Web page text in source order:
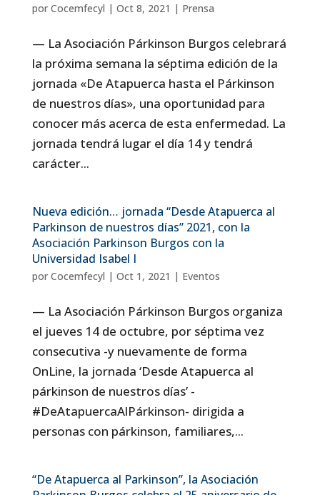
por Cocemfecyl | Oct 8, 2021 | Prensa
— La Asociación Párkinson Burgos celebrará
la próxima semana la séptima edición de la
jornada «De Atapuerca hasta el Párkinson
de nuestros días», una oportunidad para
conocer más acerca de esta enfermedad. La
jornada tendrá lugar el día 14 y tendrá
carácter...
Nueva edición… jornada “Desde Atapuerca al
Parkinson de nuestros días” 2021, con la
Asociación Parkinson Burgos con la
Universidad Isabel I
por Cocemfecyl | Oct 1, 2021 | Eventos
— La Asociación Párkinson Burgos organiza
el jueves 14 de octubre, por séptima vez
consecutiva -y nuevamente de forma
OnLine, la jornada ‘Desde Atapuerca al
párkinson de nuestros días’ -
#DeAtapuercaAlPárkinson- dirigida a
personas con párkinson, familiares,...
“De Atapuerca al Parkinson”, la Asociación